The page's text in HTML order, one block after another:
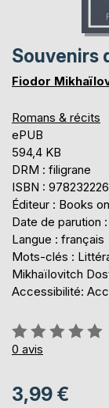
Souvenirs
Fiodor
Romans & récits
ePUB
594,4 KB
DRM : filigrane
ISBN :
Éditeur : Books
Date de parution :
Langue : français
Mots-clés :
Mikhaïlovitch
Accessibilité:
Évaluation:
0%
0 avis
3,99 €